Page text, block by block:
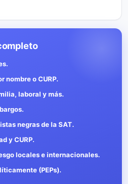
nombre o CURP.
laboral y más.
negras de la SAT.
y CURP.
locales e internacionales.
(PEPs).